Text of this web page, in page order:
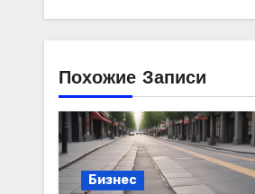
Похожие Записи
Бизнес